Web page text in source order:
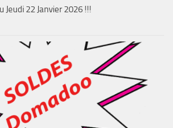
Jeudi 22 Janvier 2026 !!!